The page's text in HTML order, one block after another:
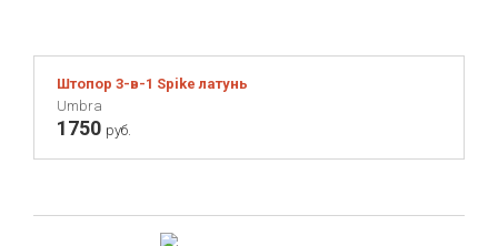
Штопор 3-в-1 Spike латунь
Umbra
1750 руб.